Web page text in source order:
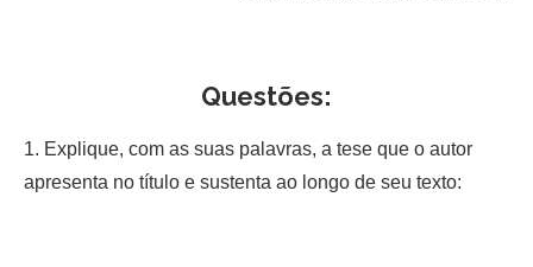
Questões:
1. Explique, com as suas palavras, a tese que o autor
apresenta no título e sustenta ao longo de seu texto: